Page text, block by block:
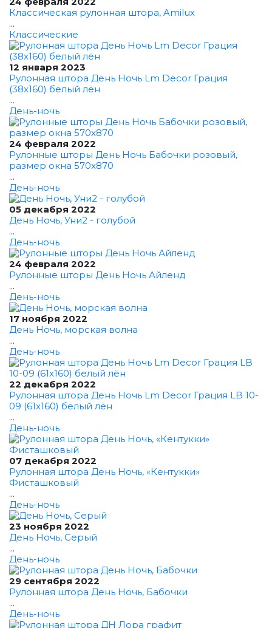
Классическая рулонная штора, Amilux
...
Классические
12 января 2023
Рулонная штора День Ночь Lm Decor Грация
(38x160) белый лён
...
День-ночь
24 февраля 2022
Рулонные шторы День Ночь Бабочки розовый,
размер окна 570x870
...
День-ночь
05 декабря 2022
День Ночь, Уни2 - голубой
...
День-ночь
24 февраля 2022
Рулонные шторы День Ночь Айленд
...
День-ночь
17 ноября 2022
День Ночь, морская волна
...
День-ночь
22 декабря 2022
Рулонная штора День Ночь Lm Decor Грация LB 10-
09 (61x160) белый лён
...
День-ночь
07 декабря 2022
Рулонная штора День Ночь, «Кентукки»
Фисташковый
...
День-ночь
23 ноября 2022
День Ночь, Серый
...
День-ночь
29 сентября 2022
Рулонная штора День Ночь, Бабочки
...
День-ночь